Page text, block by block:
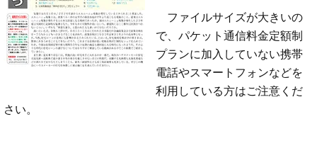
ファイルサイズが大きいの
で、パケット通信料金定額制
プランに加入していない携帯
電話やスマートフォンなどを
利用している方はご注意くだ
さい。